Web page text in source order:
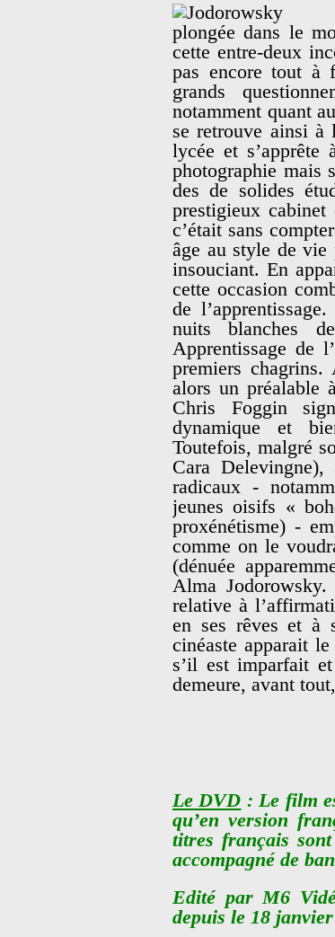
plongée dans le
cette entre-deux
pas encore tout à
grands
notamment quant
se retrouve ainsi à
lycée et
photographie mais
des de solides
prestigieux
c’était sans
âge au style de
insouciant. En
cette occasion
de
nuits blanches
Apprentissage de
premiers
alors un préalable
Chris Foggin
dynamique et
Toutefois, malgré
Cara
radicaux -
jeunes oisifs «
proxénétisme) -
comme on le
(dénuée
Alma Jodorowsky.
relative à
en ses rêves et à
cinéaste apparait
s’il est imparfait
demeure, avant
Le DVD : Le film
qu’en version
titres français
accompagné de
Edité par M6
depuis le 18